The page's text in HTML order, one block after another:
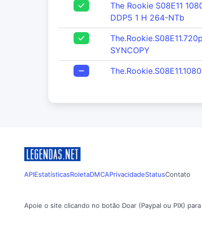
The Rookie S08E11
DDP5 1 H 264-NTb
SYNCOPY
APIEstatísticasRoletaDMCAPrivacidadeStatusContato
Apoie o site clicando no botão Doar (Paypal ou PIX)